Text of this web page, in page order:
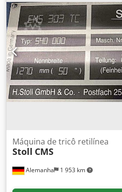
Alemanha 1 953 km
Máquina de tricô retilínea
Stoll CMS